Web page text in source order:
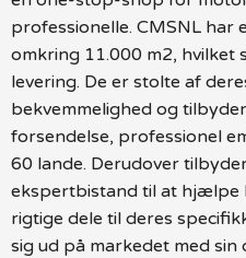
professionelle. CMSNL har
omkring 11.000 m2,
levering. De er stolte af
bekvemmelighed og
forsendelse, professionel
60 lande. Derudover
ekspertbistand til at hjælpe
rigtige dele til deres
sig ud på markedet med sin